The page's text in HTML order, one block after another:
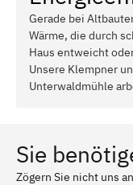
Gerade bei
Wärme, die durch
Haus entweicht
Unsere Klempner
Unterwaldmühle
Sie
Zögern Sie nicht uns